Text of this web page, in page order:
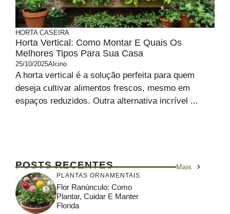
HORTA CASEIRA
Horta Vertical: Como Montar E Quais Os
Melhores Tipos Para Sua Casa
25/10/2025Alcino
A horta vertical é a solução perfeita para quem
deseja cultivar alimentos frescos, mesmo em
espaços reduzidos. Outra alternativa incrível ...
POSTS RECENTES Mais
PLANTAS ORNAMENTAIS
Flor Ranúnculo: Como
Plantar, Cuidar E Manter
Florida